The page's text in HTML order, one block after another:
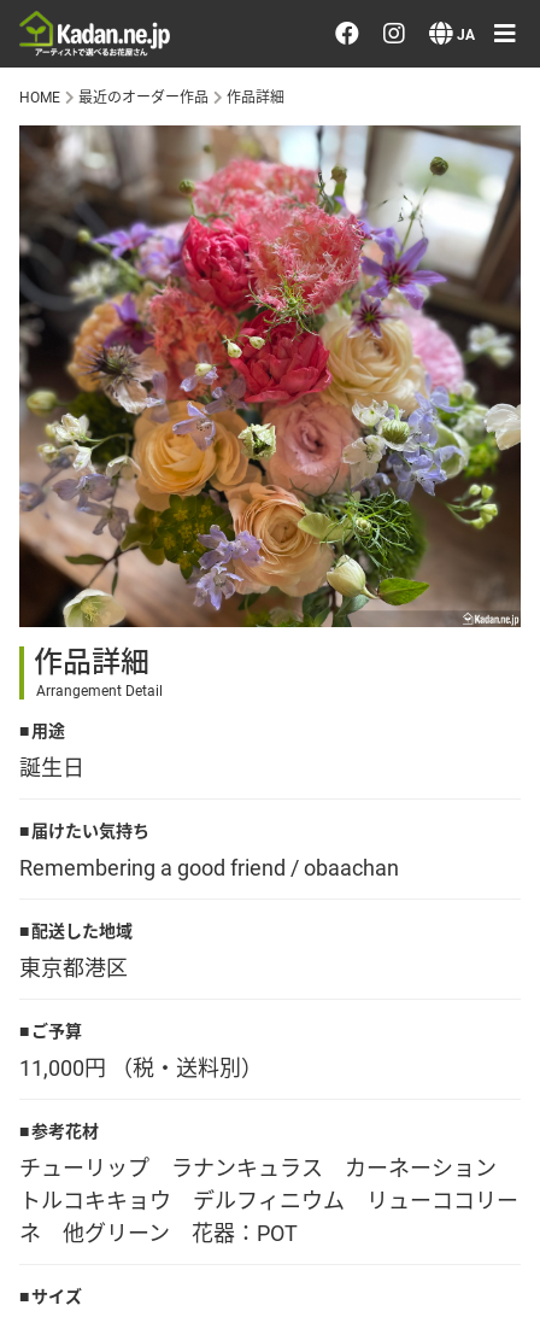
JA
お花を注文する・探す
おまかせ注文
最近のオーダー作品
アーティストで選ぶ
届けたい気持ちで選ぶ
会員メニュー
ログイン
会員登録
その他
日本語
HOME 最近のオーダー作品 作品詳細
作品詳細
Arrangement Detail
用途
誕生日
届けたい気持ち
Remembering a good friend / obaachan
配送した地域
東京都港区
ご予算
11,000円 （税・送料別）
参考花材
チューリップ ラナンキュラス カーネーション
トルコキキョウ デルフィニウム リューココリー
ネ 他グリーン 花器：POT
サイズ